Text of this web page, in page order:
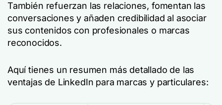
También refuerzan las relaciones, fomentan las
conversaciones y añaden credibilidad al asociar
sus contenidos con profesionales o marcas
reconocidos.
Aquí tienes un resumen más detallado de las
ventajas de LinkedIn para marcas y particulares: